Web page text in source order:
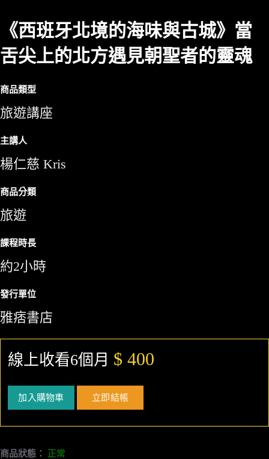
《西班牙北境的海味與古城》當
舌尖上的北方遇見朝聖者的靈魂
商品類型
旅遊講座
主講人
楊仁慈 Kris
商品分類
旅遊
課程時長
約2小時
發行單位
雅痞書店
線上收看6個月 $ 400
加入購物車 立即結帳
商品狀態： 正常